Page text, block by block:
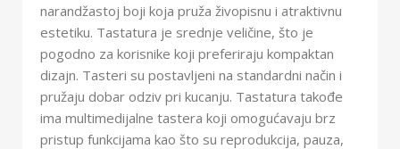
narandžastoj boji koja pruža živopisnu i atraktivnu
estetiku. Tastatura je srednje veličine, što je
pogodno za korisnike koji preferiraju kompaktan
dizajn. Tasteri su postavljeni na standardni način i
pružaju dobar odziv pri kucanju. Tastatura takođe
ima multimedijalne tastera koji omogućavaju brz
pristup funkcijama kao što su reprodukcija, pauza,